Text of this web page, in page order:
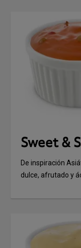
Sweet &
De inspiración
dulce, afrutado y